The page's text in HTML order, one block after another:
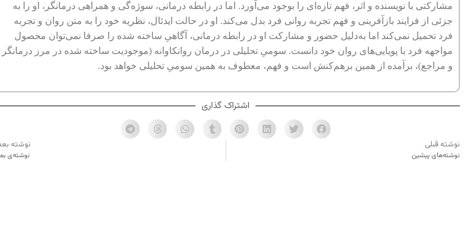
مشارکتی با نویسنده و اثر، فهم تازه‌ای را بوجود می‌آورد. اما در رابطه درمانی، سوژه‌گی و همراهی درمانگر، او را به
جزئی از فرایند بازآفرینی و فهم تجربه روانی فرد بدل می‌کند. او در حالت ایدئال، نظریه خود را به متن روان و تجربه
فرد تحمیل نمی‌کند اما به‌دلیل حضور و مشارکت او در رابطه درمانی، آگاهیِ ساخته شده را صرفا نمی‌توان محصول
مواجهه فرد با پویایی‌های روان خود دانست. سومیِ تحلیلی در درمان روانکاوانه (موجودیت ساخته شده در مرز درمانگر
و مراجع)، برآمده از همین برهم‌کنش است و فهم، معطوف به همین سومیِ تحلیلی خواهد بود.
اشتراک گذاری
نوشته قبلی
نوشته‌های پیشین
نوشته
نوشته‌ی